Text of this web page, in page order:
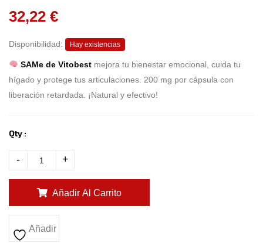
u
t
b
e
o
c
m
i
32,22 €
Disponibilidad: Hay existencias
SAMe de Vitobestmejora tu bienestar emocional, cuida tu
hígado y protege tus articulaciones. 200 mg por cápsula con
liberación retardada. ¡Natural y efectivo!
Qty :
- +
Añadir Al Carrito
Añadir